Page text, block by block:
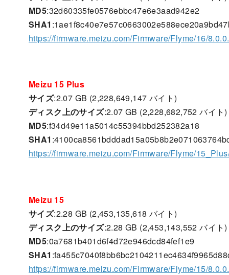
MD5:32d60335fe0576ebbc47e6e3aad942e2
SHA1
https://firmware.meizu.com/Firmware/Flyme/16/
Meizu 15 Plus
サイズ:2.07 GB (2,228,649,147 バイト)
ディスク上のサイズ:2.07 GB (2,228,682,752 バイト)
MD5:f34d49e11a5014c55394bbd252382a18
SHA1
https://firmware.meizu.com/Firmware/Flyme/
Meizu 15
サイズ:2.28 GB (2,453,135,618 バイト)
ディスク上のサイズ:2.28 GB (2,453,143,552 バイト)
MD5:0a7681b401d6f4d72e946dcd84fef1e9
SHA1
https://firmware.meizu.com/Firmware/Flyme/15/